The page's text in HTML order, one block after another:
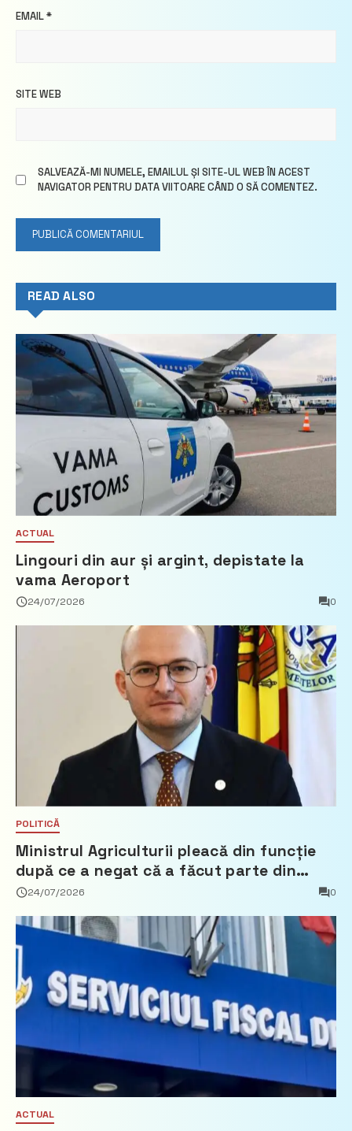
EMAIL*
SITE WEB
SALVEAZĂ-MI NUMELE, EMAILUL ȘI SITE-UL WEB ÎN ACEST
NAVIGATOR PENTRU DATA VIITOARE CÂND O SĂ COMENTEZ.
READ ALSO
ACTUAL
Lingouri din aur și argint, depistate la
vama Aeroport
24/07/2026 0
POLITICĂ
Ministrul Agriculturii pleacă din funcție
după ce a negat că a făcut parte din
Partidul Democrat
24/07/2026 0
ACTUAL